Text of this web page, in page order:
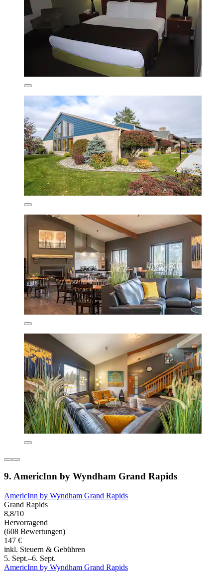
9. AmericInn by Wyndham Grand Rapids
AmericInn by Wyndham Grand Rapids
Grand Rapids
8,8/10
Hervorragend
(608 Bewertungen)
147 €
inkl. Steuern & Gebühren
5. Sept.–6. Sept.
AmericInn by Wyndham Grand Rapids